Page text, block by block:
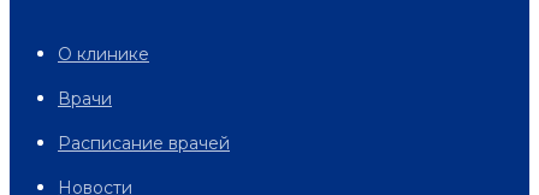
О клинике
Врачи
Расписание врачей
Новости